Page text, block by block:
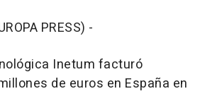
PRESS) -
Inetum facturó
de euros en España en